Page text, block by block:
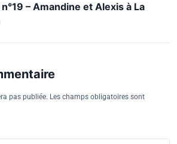
– Amandine et Alexis à La
pas publiée. Les champs obligatoires sont